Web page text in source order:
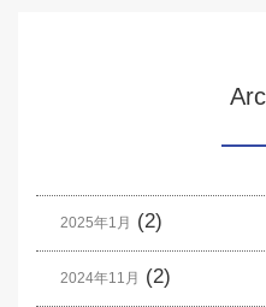
2025年1月 (2)
2024年11月 (2)